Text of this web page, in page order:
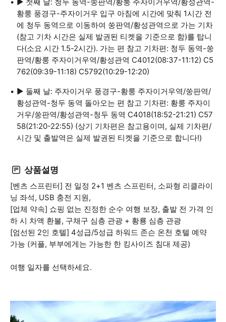
황룽 풍경구-주자이거우 입구 아침에 시간에 맞춰 1시간 전
에 청두 동역으로 이동하여 쑹판역/황성관역으로 가는 기차
(참고 기차 시간은 실제 발권된 티켓을 기준으로 함)를 탑니
다(소요 시간 1.5-2시간). 가는 편 참고 기차편: 청두 동역-쑹
판역/황룽 주자이거우역/황성관역 C4012(08:37-11:12) C5
762(09:39-11:18) C5792(10:29-12:20)
▶ 둘째 날: 주자이거우 풍경구-황룽 주자이거우역/쑹판역/
황성관역-청두 동역 돌아오는 편 참고 기차편: 황룽 주자이
거우/쑹판역/황성관역-청두 동역 C4018(18:52-21:21) C57
58(21:20-22:55) (상기 기차편은 참고용이며, 실제 기차편/
시간 및 출발역은 실제 발권된 티켓을 기준으로 합니다!)
상품설명
[벤츠 스프린터] 전 일정 2+1 벤츠 스프린터, 소파형 리클라이
닝 좌석, USB 충전 지원,
[업체 약속] 쇼핑 없는 진정한 순수 여행 보장, 출발 전 가격 인
하 시 차액 환불, 구채구 심층 관광 + 황룡 심층 관광
[엄선된 2인 호텔] 4성급/5성급 하워드 존슨 온천 호텔 예약
가능 (커플, 부부에게는 가능한 한 킹사이즈 침대 제공)
여행 일자를 선택하세요.